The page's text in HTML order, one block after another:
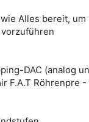
Alles bereit,
DAC (analog
F.A.T Röhrenpre